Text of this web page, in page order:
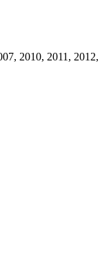
2010, 2011, 2012,